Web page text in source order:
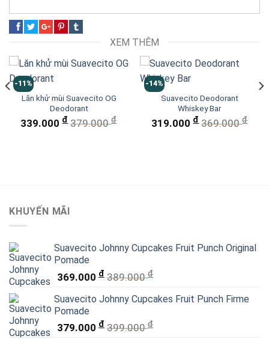
XEM THÊM
-11%
Lăn khử mùi Suavecito OG
Deodorant
339.000đ 379.000đ
-14%
Suavecito Deodorant
Whiskey Bar
319.000đ 369.000đ
KHUYẾN MÃI
Suavecito Johnny Cupcakes Fruit Punch Original
Pomade
369.000 đ 389.000đ
Suavecito Johnny Cupcakes Fruit Punch Firme
Pomade
379.000 đ 399.000đ